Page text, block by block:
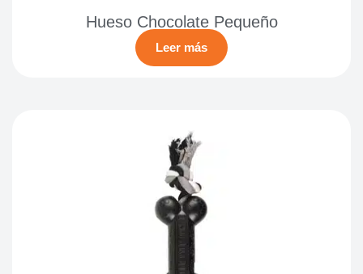
Hueso Chocolate Pequeño
Leer más